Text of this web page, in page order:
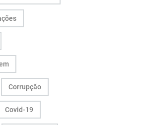
Corrupção
Covid-19